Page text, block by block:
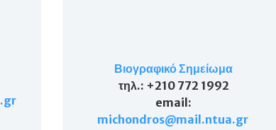
.gr
Βιογραφικό Σημείωμα
τηλ.: +210 772 1992
email:
michondros@mail.ntua.gr